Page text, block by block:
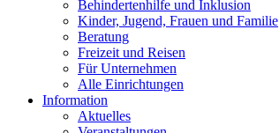
Behindertenhilfe und Inklusion
Kinder, Jugend, Frauen und Familie
Beratung
Freizeit und Reisen
Für Unternehmen
Alle Einrichtungen
Information
Aktuelles